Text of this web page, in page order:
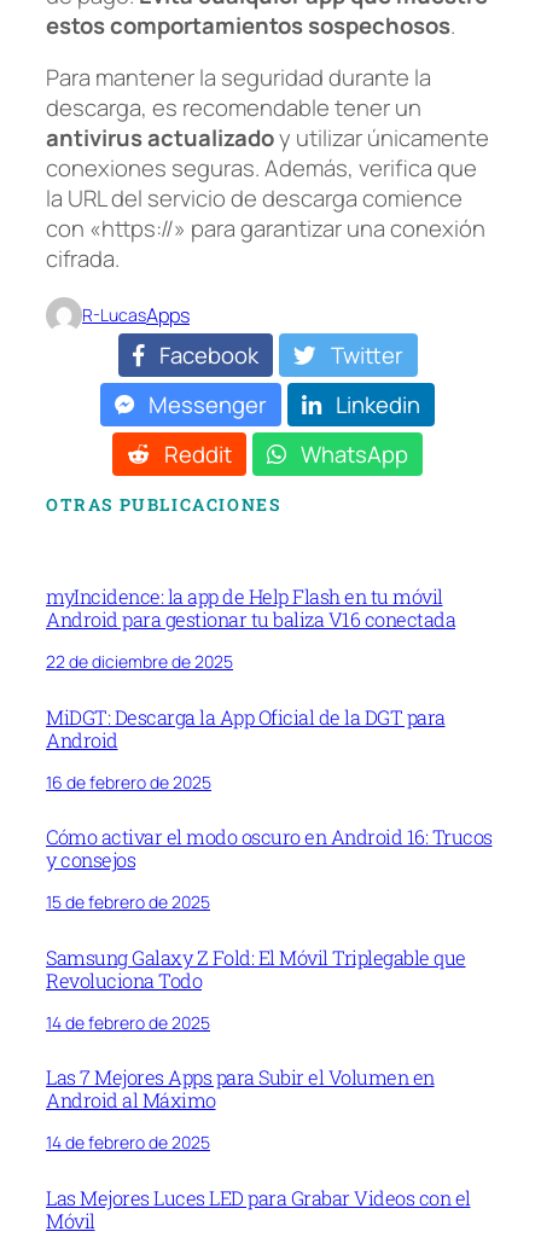
estos comportamientos sospechosos.
Para mantener la seguridad durante la
descarga, es recomendable tener un
antivirus actualizadoy utilizar únicamente
conexiones seguras. Además, verifica que
la URL del servicio de descarga comience
con «https://» para garantizar una conexión
cifrada.
R-LucasApps
Facebook
Twitter
Messenger
Linkedin
Reddit
WhatsApp
OTRAS PUBLICACIONES
myIncidence: la app de Help Flash en tu móvil
Android para gestionar tu baliza V16 conectada
22 de diciembre de 2025
MiDGT: Descarga la App Oficial de la DGT para
Android
16 de febrero de 2025
Cómo activar el modo oscuro en Android 16: Trucos
y consejos
15 de febrero de 2025
Samsung Galaxy Z Fold: El Móvil Triplegable que
Revoluciona Todo
14 de febrero de 2025
Las 7 Mejores Apps para Subir el Volumen en
Android al Máximo
14 de febrero de 2025
Las Mejores Luces LED para Grabar Videos con el
Móvil